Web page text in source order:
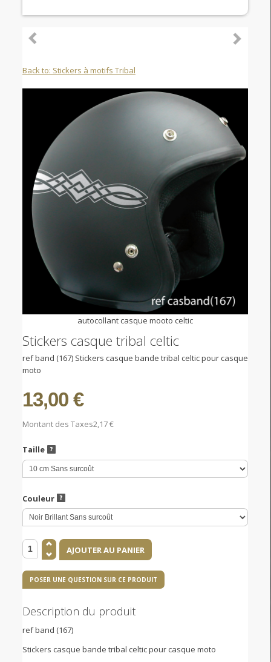
Back to: Stickers à motifs Tribal
autocollant casque mooto celtic
Stickers casque tribal celtic
ref band (167) Stickers casque bande tribal celtic pour casque
moto
13,00 €
Montant des Taxes2,17 €
Taille
Couleur
POSER UNE QUESTION SUR CE PRODUIT
Description du produit
ref band (167)
Stickers casque bande tribal celtic pour casque moto